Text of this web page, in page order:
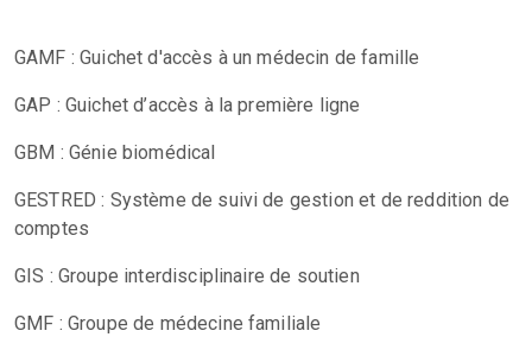
GAMF : Guichet d'accès à un médecin de famille
GAP : Guichet d’accès à la première ligne
GBM : Génie biomédical
GESTRED : Système de suivi de gestion et de reddition de
comptes
GIS : Groupe interdisciplinaire de soutien
GMF : Groupe de médecine familiale